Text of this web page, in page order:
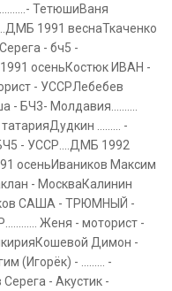
ТетюшиВаня
1991 веснаТкаченко
- бч5 -
осеньКостюк ИВАН -
- УССРЛебебев
- БЧ3- Молдавия..........
......... -
- УССР....ДМБ 1992
осеньИваников Максим
- МоскваКалинин
САША - ТРЮМНЫЙ -
Женя - моторист -
Димон -
(Игорёк) - ......... -
- Акустик -